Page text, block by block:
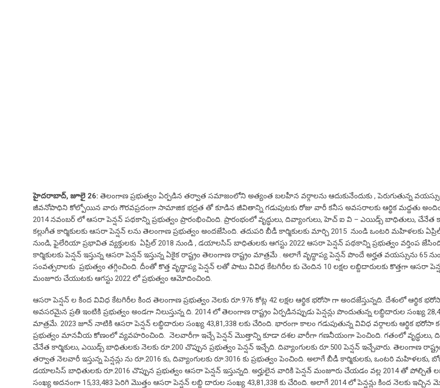
హైదరాబాద్, జూలై 26: తెలంగాణ ప్రభుత్వం ఏర్పడిన తర్వాత సమాజంలోని అత్యంత బలహీన వర్గాలను ఆదుకునేందుకు , పెరుగుతున్న
జీవనోపాధిని కోల్పోయిన వారు గౌరవప్రదంగా సామాజిక భద్రత తో కూడిన జీవితాన్ని గడుపుటకు రోజు వారీ కనీస అవసరాలకు ఆర్థిక మద్దతు
2014 నవంబర్ లో ఆసరా పెన్షన్ పథకాన్ని ప్రభుత్వం ప్రారంభించింది. ప్రారంభంలో వృద్ధులు, దివ్యాంగులు, హెచ్ ఐ వి – ఎయిడ్స్ బాధితులు, చేనేత
కల్లుగీత కార్మికులకు ఆసరా పెన్షన్ లను తెలంగాణ ప్రభుత్వం అందజేసింది. తదుపరి బీడీ కార్మికులకు మార్చి 2015 నుండి ఒంటరి మహిళలకు
నుండి, ఫైలేరియా ప్రభావిత వ్యక్తులకు ఏప్రిల్ 2018 నుండి , డయాలసిస్ బాధితులకు ఆగస్టు 2022 ఆసరా పెన్షన్ పథకాన్ని ప్రభుత్వం వర్తింప
కార్మికులకు పెన్షన్ ఇస్తున్న ఆసరా పెన్షన్ ఇస్తున్న ఏకైక రాష్ట్రం తెలంగాణ రాష్ట్రం మాత్రమే . అలాగే వృద్ధాప్య పెన్షన్ పొందే అర్హత వయస్సును 65
సంవత్సరాలకు ప్రభుత్వం తగ్గించింది. దీంతో కొత్త వృద్ధాప్య పెన్షన్ లతో పాటు వివిధ కేటగిరీల కు చెందిన 10 లక్షల లబ్దిదారులకు కొత్తగా ఆసరా
మంజూరు చేయుటకు ఆగస్టు 2022 లో ప్రభుత్వం ఆమోదించింది.
ఆసరా పెన్షన్ ల కింద వివిధ కేటగిరీల కింద తెలంగాణ ప్రభుత్వం నెలకు రూ.976 కోట్ల 42 లక్షల ఆర్థిక భరోసా గా అందజేస్తున్నది. దేశంలో ఆర్థిక
అవసరమైన ప్రతి ఇంటికి ప్రభుత్వం అండగా నిలుస్తున్న ది. 2014 లో తెలంగాణ రాష్ట్రం ఏర్పడినప్పుడు పెన్షన్లు పొందుతున్న లబ్ధిదారుల సంఖ్య
మాత్రమే. 2023 జూన్ నాటికి ఆసరా పెన్షన్ లబ్ధిదారుల సంఖ్య 43,81,338 లకు చేరింది. భారంగా కాలం గడుపుతున్న వివిధ వర్గాలకు ఆర్థిక భరోసా
ప్రభుత్వం మానవీయ కోణంలో వ్యవహరించింది. నెలవారీగా ఇచ్చే పెన్షన్ మొత్తాన్ని కూడా దశల వారీగా గణనీయంగా పెంచింది. గతంలో వృద్ధులు,
చేనేత కార్మికులు, ఎయిడ్స్ బాధితులకు నెలకు రూ.200 చొప్పున ప్రభుత్వం పెన్షన్ ఇచ్చేది. దివ్యాంగులకు రూ.500 పెన్షన్ ఇచ్చేవారు. తెలంగాణ
తర్వాత నెలవారీ ఇస్తున్న పెన్షన్లు ను రూ.2016 కు, దివ్యాంగులకు రూ.3016 కు ప్రభుత్వం పెంచింది. అలాగే బీడీ కార్మికులకు, ఒంటరి మహిళలకు,
డయాలసిస్ బాధితులకు రూ.2016 చొప్పున ప్రభుత్వం ఆసరా పెన్షన్ ఇస్తున్నది. అర్హులైన వారికి పెన్షన్ మంజూరు చేయడం వల్ల 2014 తో పోల్చితే
సంఖ్య అదనంగా 15,33,483 పెరిగి మొత్తం ఆసరా పెన్షన్ లబ్ది దారుల సంఖ్య 43,81,338 కు చేరింది. అలాగే 2014 లో పెన్షన్లు కింద నెలకు ఇచ్చిన